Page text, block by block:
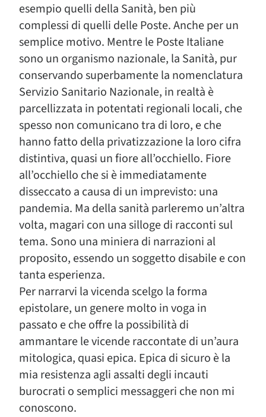
esempio quelli della Sanità, ben più
complessi di quelli delle Poste. Anche per un
semplice motivo. Mentre le Poste Italiane
sono un organismo nazionale, la Sanità, pur
conservando superbamente la nomenclatura
Servizio Sanitario Nazionale, in realtà è
parcellizzata in potentati regionali locali, che
spesso non comunicano tra di loro, e che
hanno fatto della privatizzazione la loro cifra
distintiva, quasi un fiore all’occhiello. Fiore
all’occhiello che si è immediatamente
disseccato a causa di un imprevisto: una
pandemia. Ma della sanità parleremo un’altra
volta, magari con una silloge di racconti sul
tema. Sono una miniera di narrazioni al
proposito, essendo un soggetto disabile e con
tanta esperienza.
Per narrarvi la vicenda scelgo la forma
epistolare, un genere molto in voga in
passato e che offre la possibilità di
ammantare le vicende raccontate di un’aura
mitologica, quasi epica. Epica di sicuro è la
mia resistenza agli assalti degli incauti
burocrati o semplici messaggeri che non mi
conoscono.